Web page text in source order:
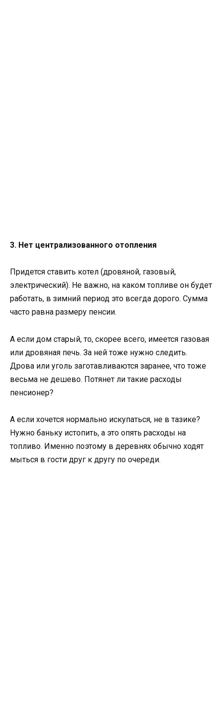
3. Нет централизованного отопления
Придется ставить котел (дровяной, газовый,
электрический). Не важно, на каком топливе он будет
работать, в зимний период это всегда дорого. Сумма
часто равна размеру пенсии.
А если дом старый, то, скорее всего, имеется газовая
или дровяная печь. За ней тоже нужно следить.
Дрова или уголь заготавливаются заранее, что тоже
весьма не дешево. Потянет ли такие расходы
пенсионер?
А если хочется нормально искупаться, не в тазике?
Нужно баньку истопить, а это опять расходы на
топливо. Именно поэтому в деревнях обычно ходят
мыться в гости друг к другу по очереди.